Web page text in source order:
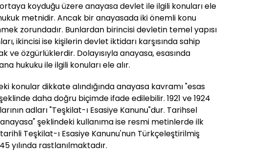
ortaya koyduğu üzere anayasa devlet ile ilgili konuları ele
metnidir. Ancak bir anayasada iki önemli konu
zorundadır. Bunlardan birincisi devletin temel yapısı
ikincisi ise kişilerin devlet iktidarı karşısında sahip
ve özgürlüklerdir. Dolayısıyla anayasa, esasında
hukuku ile ilgili konuları ele alır.
konular dikkate alındığında anayasa kavramı "esas
daha doğru biçimde ifade edilebilir. 1921 ve 1924
adları "Teşkilat-ı Esasiye Kanunu"dur. Tarihsel
şeklindeki kullanıma ise resmi metinlerde ilk
Teşkilat-ı Esasiye Kanunu'nun Türkçeleştirilmiş
yılında rastlanılmaktadır.